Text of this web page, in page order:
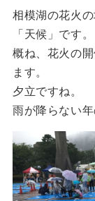
相模湖の花火
「天候」です。
概ね、花火の
ます。
夕立ですね。
雨が降らない年